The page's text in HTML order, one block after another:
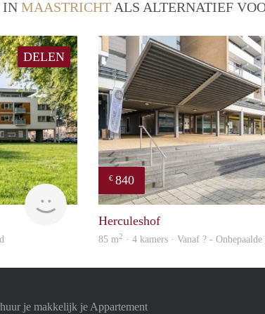
IN MAASTRICHT ALS ALTERNATIEF
DELEN
finder
€ 840
Herculeshof
85 m2 · 4 kamers · Vanaf ? -
je makkelijk je Appartement